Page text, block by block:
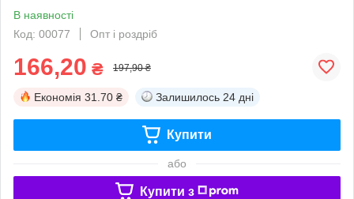
В наявності
Код: 00077
Опт і роздріб
166,20 ₴ 197,90 ₴
Економія 31.70 ₴ Залишилось 24 дні
Купити
або
Купити з